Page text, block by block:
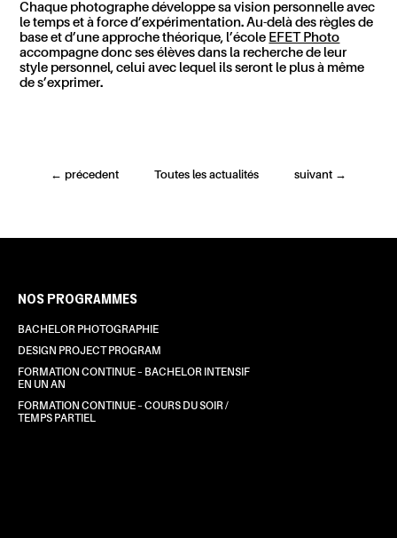
Chaque photographe développe sa vision personnelle avec
le temps et à force d’expérimentation.Au-delà des règles de
base et d’une approche théorique, l’école EFET Photo
accompagne donc ses élèves dans la recherche de leur
style personnel, celui avec lequel ils seront le plus à même
de s’exprimer.
← précedent Toutes les actualités suivant →
NOS PROGRAMMES
BACHELOR PHOTOGRAPHIE
DESIGN PROJECT PROGRAM
FORMATION CONTINUE – BACHELOR INTENSIF
EN UN AN
FORMATION CONTINUE – COURS DU SOIR /
TEMPS PARTIEL